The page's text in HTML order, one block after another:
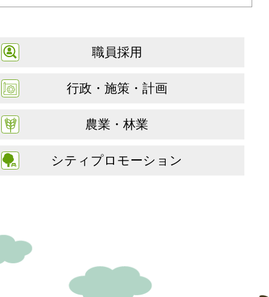
職員採用
行政・施策・計画
農業・林業
シティプロモーション